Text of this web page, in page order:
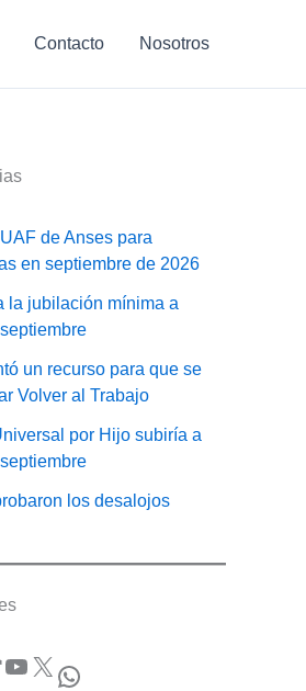
Contacto Nosotros
de Anses para
en septiembre de 2026
la jubilación mínima a
un recurso para que se
Volver al Trabajo
por Hijo subiría a
los desalojos
YouTube X WhatsApp